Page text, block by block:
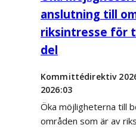
anslutning till
riksintresse för
del
Kommittédirektiv
2026:03
Öka möjligheterna till
områden som är av